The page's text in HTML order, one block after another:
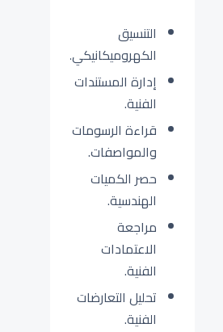
التنسيق
الكهروميكانيكي.
إدارة المستندات
الفنية.
قراءة الرسومات
والمواصفات.
حصر الكميات
الهندسية.
مراجعة
الاعتمادات
الفنية.
تحليل التعارضات
الفنية.